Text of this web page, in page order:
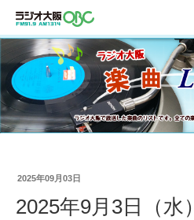
2025年09月03日
2025年9月3日（水）